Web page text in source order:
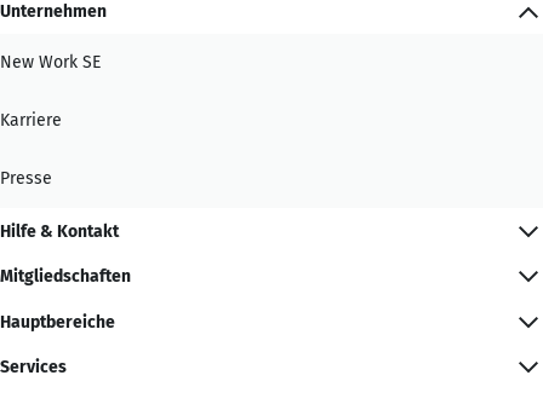
Unternehmen
New Work SE
Karriere
Presse
Hilfe & Kontakt
Mitgliedschaften
Hauptbereiche
Services